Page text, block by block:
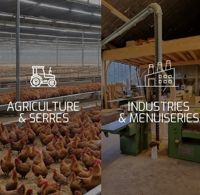
AGRICULTURE
& SERRES
INDUSTRIES
& MENUISERIES